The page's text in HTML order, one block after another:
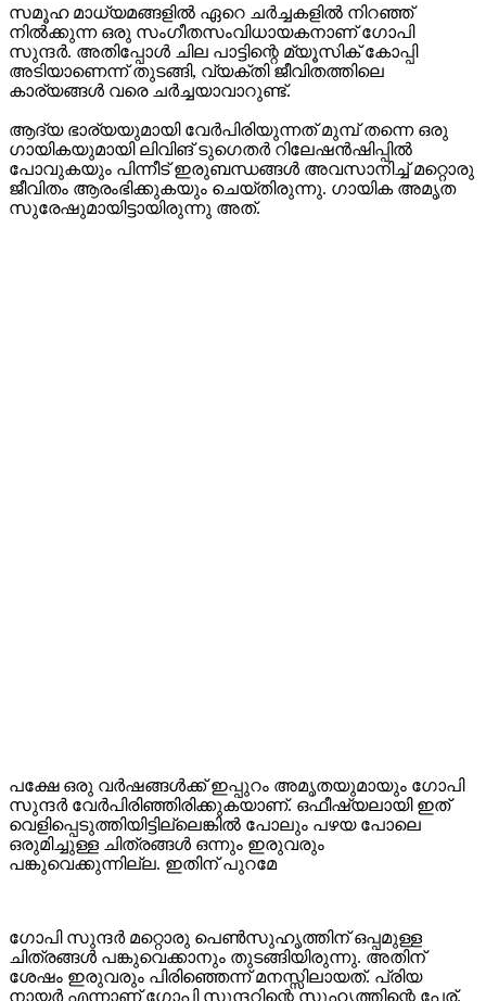
സമൂഹ മാധ്യമങ്ങളിൽ ഏറെ ചർച്ചകളിൽ നിറഞ്ഞ്
നിൽക്കുന്ന ഒരു സംഗീതസംവിധായകനാണ് ഗോപി
സുന്ദർ. അതിപ്പോൾ ചില പാട്ടിന്റെ മ്യൂസിക് കോപ്പി
അടിയാണെന്ന് തുടങ്ങി, വ്യക്തി ജീവിതത്തിലെ
കാര്യങ്ങൾ വരെ ചർച്ചയാവാറുണ്ട്.
ആദ്യ ഭാര്യയുമായി വേർപിരിയുന്നത് മുമ്പ് തന്നെ ഒരു
ഗായികയുമായി ലിവിങ് ടുഗെതർ റിലേഷൻഷിപ്പിൽ
പോവുകയും പിന്നീട് ഇരുബന്ധങ്ങൾ അവസാനിച്ച് മറ്റൊരു
ജീവിതം ആരംഭിക്കുകയും ചെയ്തിരുന്നു. ഗായിക അമൃത
സുരേഷുമായിട്ടായിരുന്നു അത്.
പക്ഷേ ഒരു വർഷങ്ങൾക്ക് ഇപ്പുറം അമൃതയുമായും ഗോപി
സുന്ദർ വേർപിരിഞ്ഞിരിക്കുകയാണ്. ഒഫീഷ്യലായി ഇത്
വെളിപ്പെടുത്തിയിട്ടില്ലെങ്കിൽ പോലും പഴയ പോലെ
ഒരുമിച്ചുള്ള ചിത്രങ്ങൾ ഒന്നും ഇരുവരും
പങ്കുവെക്കുന്നില്ല. ഇതിന് പുറമേ
ഗോപി സുന്ദർ മറ്റൊരു പെൺസുഹൃത്തിന് ഒപ്പമുള്ള
ചിത്രങ്ങൾ പങ്കുവെക്കാനും തുടങ്ങിയിരുന്നു. അതിന്
ശേഷം ഇരുവരും പിരിഞ്ഞെന്ന് മനസ്സിലായത്. പ്രിയ
നായർ എന്നാണ് ഗോപി സുന്ദറിന്റെ സുഹൃത്തിന്റെ പേര്.